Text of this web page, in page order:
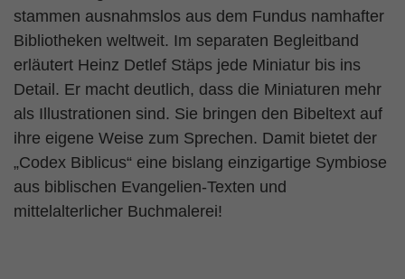
stammen ausnahmslos aus dem Fundus namhafter
Bibliotheken weltweit. Im separaten Begleitband
erläutert Heinz Detlef Stäps jede Miniatur bis ins
Detail. Er macht deutlich, dass die Miniaturen mehr
als Illustrationen sind. Sie bringen den Bibeltext auf
ihre eigene Weise zum Sprechen. Damit bietet der
„Codex Biblicus“ eine bislang einzigartige Symbiose
aus biblischen Evangelien-Texten und
mittelalterlicher Buchmalerei!